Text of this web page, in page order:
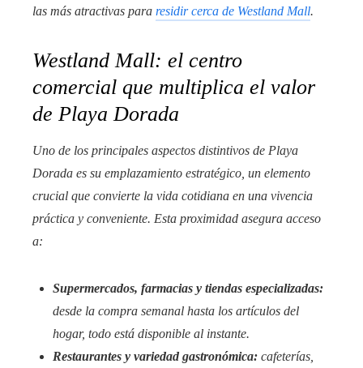
las más atractivas para residir cerca de Westland Mall.
Westland Mall: el centro
comercial que multiplica el valor
de Playa Dorada
Uno de los principales aspectos distintivos de Playa
Dorada es su emplazamiento estratégico, un elemento
crucial que convierte la vida cotidiana en una vivencia
práctica y conveniente. Esta proximidad asegura acceso
a:
Supermercados, farmacias y tiendas especializadas:
desde la compra semanal hasta los artículos del
hogar, todo está disponible al instante.
Restaurantes y variedad gastronómica: cafeterías,